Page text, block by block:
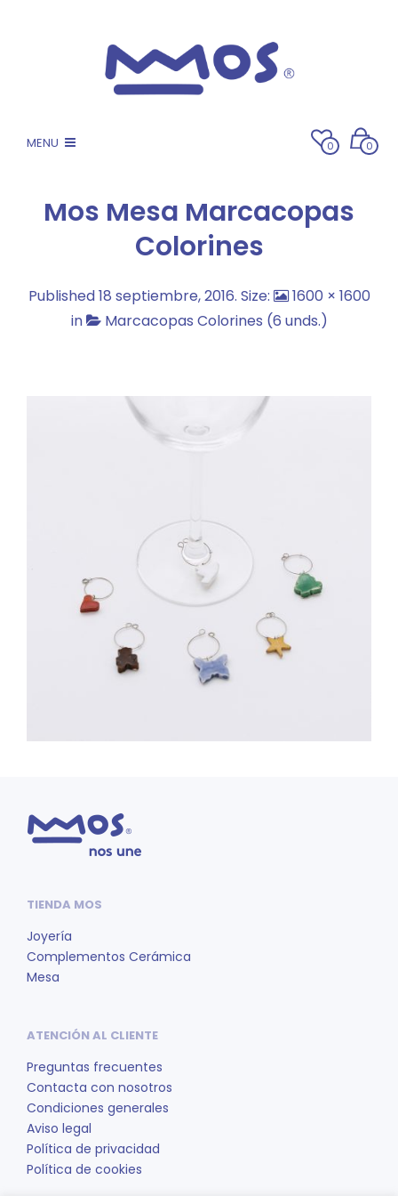
MENU 0 0
Mos Mesa Marcacopas
Colorines
Published18 septiembre, 2016. Size:
1600 × 1600
in
Marcacopas Colorines (6 unds.)
TIENDA MOS
Joyería
Complementos Cerámica
Mesa
ATENCIÓN AL CLIENTE
Preguntas frecuentes
Contacta con nosotros
Condiciones generales
Aviso legal
Política de privacidad
Política de cookies